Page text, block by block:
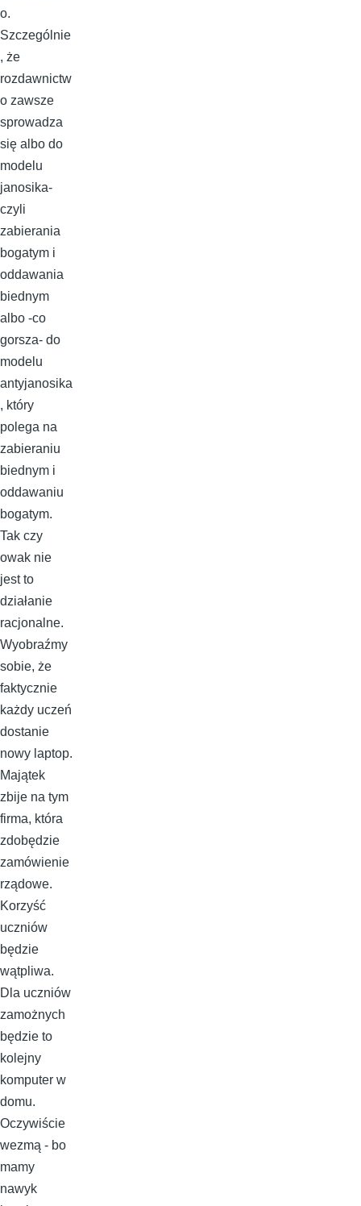
o.
Szczególnie
, że
rozdawnictw
o zawsze
sprowadza
się albo do
modelu
janosika-
czyli
zabierania
bogatym i
oddawania
biednym
albo -co
gorsza- do
modelu
antyjanosika
, który
polega na
zabieraniu
biednym i
oddawaniu
bogatym.
Tak czy
owak nie
jest to
działanie
racjonalne.
Wyobraźmy
sobie, że
faktycznie
każdy uczeń
dostanie
nowy laptop.
Majątek
zbije na tym
firma, która
zdobędzie
zamówienie
rządowe.
Korzyść
uczniów
będzie
wątpliwa.
Dla uczniów
zamożnych
będzie to
kolejny
komputer w
domu.
Oczywiście
wezmą - bo
mamy
nawyk